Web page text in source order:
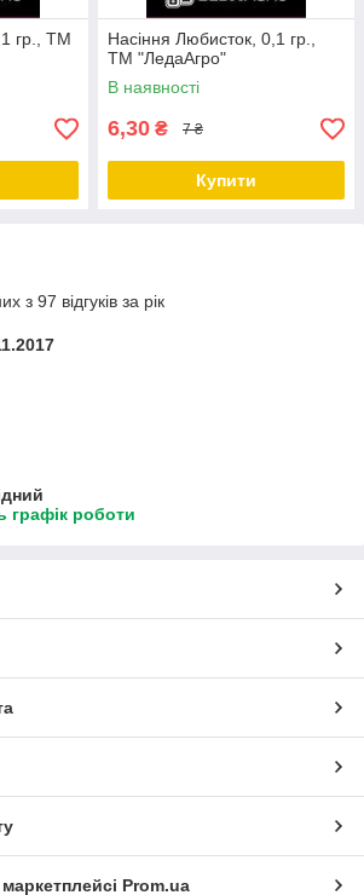
гр., ТМ
Насіння Любисток, 0,1 гр.,
ТМ "ЛедаАгро"
В наявності
6,30 ₴ 7 ₴
Купити
з 97 відгуків за рік
графік роботи
Prom.ua